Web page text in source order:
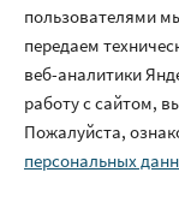
Правила сайта
Политика
Размещение
Контакты
пользователями
передаем
веб-аналитики
работу с сайтом,
Пожалуйста,
персональных